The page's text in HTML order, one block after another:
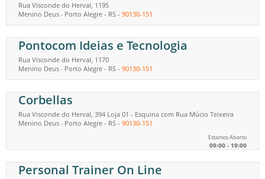
Rua Visconde do Herval, 1195
Menino Deus - Porto Alegre - RS - 90130-151
Pontocom Ideias e Tecnologia
Rua Visconde do Herval, 1170
Menino Deus - Porto Alegre - RS - 90130-151
Corbellas
Rua Visconde do Herval, 394 Loja 01 - Esquina com Rua Múcio Teixeira
Menino Deus - Porto Alegre - RS - 90130-151
Estamos Aberto
09:00 - 19:00
Personal Trainer On Line